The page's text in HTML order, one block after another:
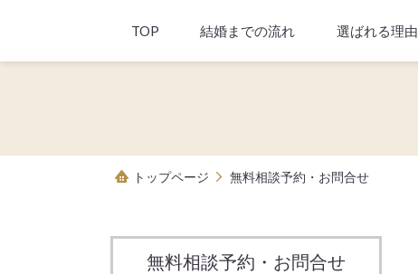
TOP 結婚までの流れ 選ばれる理由
トップページ 無料相談予約・お問合せ
無料相談予約・お問合せ